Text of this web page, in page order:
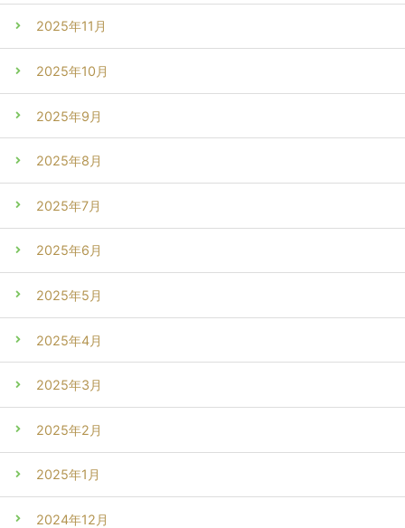
2025年11月
2025年10月
2025年9月
2025年8月
2025年7月
2025年6月
2025年5月
2025年4月
2025年3月
2025年2月
2025年1月
2024年12月